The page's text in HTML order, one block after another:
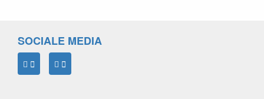
SOCIALE MEDIA